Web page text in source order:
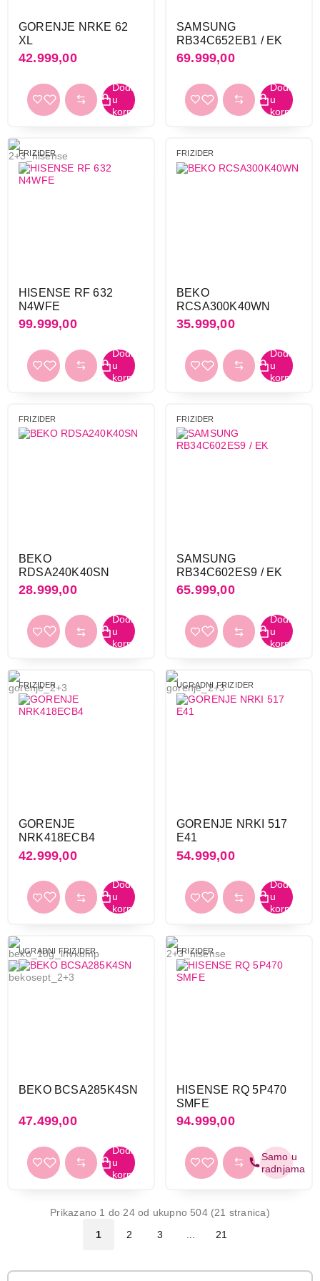
GORENJE NRKE 62
XL
42.999,00
SAMSUNG
RB34C652EB1 / EK
69.999,00
FRIZIDER
HISENSE RF 632
N4WFE
99.999,00
FRIZIDER
BEKO
RCSA300K40WN
35.999,00
FRIZIDER
BEKO
RDSA240K40SN
28.999,00
FRIZIDER
SAMSUNG
RB34C602ES9 / EK
65.999,00
FRIZIDER
GORENJE
NRK418ECB4
42.999,00
UGRADNI FRIZIDER
GORENJE NRKI 517
E41
54.999,00
UGRADNI FRIZIDER
BEKO BCSA285K4SN
47.499,00
FRIZIDER
HISENSE RQ 5P470
SMFE
94.999,00
Prikazano 1 do 24 od ukupno 504 (21 stranica)
1
2 3 21
Proizvod je dodat u korpu.
Nastavi kupovinu
Završi kupovinu